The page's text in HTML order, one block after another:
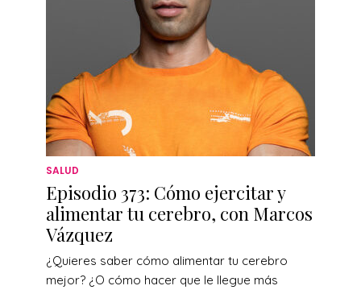
SALUD
Episodio 373: Cómo ejercitar y
alimentar tu cerebro, con Marcos
Vázquez
¿Quieres saber cómo alimentar tu cerebro
mejor? ¿O cómo hacer que le llegue más